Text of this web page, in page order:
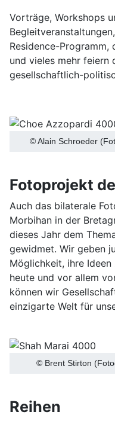
Vorträge, Workshops
Residence-
und vieles mehr feiern
gesellschaftlich-
© Alain Schroeder
Fotoprojekt
Auch das bilaterale
Morbihan in der
dieses Jahr dem
gewidmet. Wir geben
Möglichkeit, ihre
heute und vor allem
können wir
einzigarte Welt für
© Brent Stirton
Reihen